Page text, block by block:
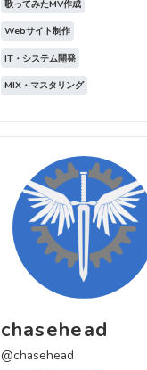
歌ってみたMV作成
Webサイト制作
IT・システム開発
MIX・マスタリング
chasehead
@chasehead